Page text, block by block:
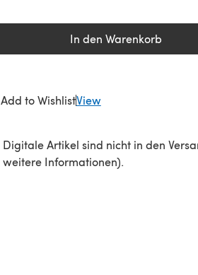
In den Warenkorb
Add to WishlistView
Digitale Artikel sind nicht in den
weitere Informationen).